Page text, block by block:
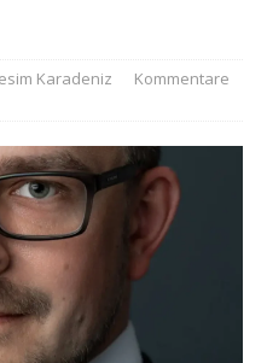
Karadeniz
Kommentare